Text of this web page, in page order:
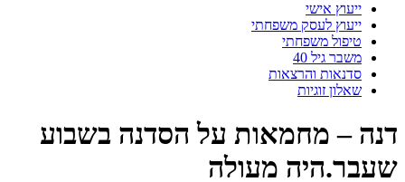
ייעוץ אישי
ייעוץ לעסק משפחתי
טיפול משפחתי
משבר גיל 40
סדנאות והרצאות
שאלון זוגיות
דנה – מחמאות על הסדנה בשבוע
שעבר.היה מעולה